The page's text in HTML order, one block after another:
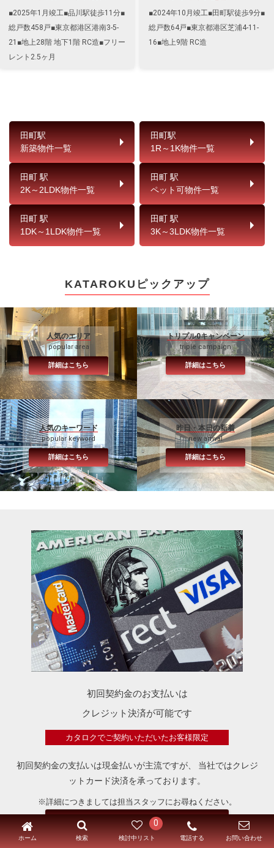
■2025年1月竣工■品川駅徒歩11分■
総戸数458戸■東京都港区港南3-5-
21■地上28階 地下1階 RC造■フリー
レント2.5ヶ月
■2024年10月竣工■田町駅徒歩9分■
総戸数64戸■東京都港区芝浦4-11-
16■地上9階 RC造
田町駅
新築物件一覧
田町駅
1R～1K物件一覧
田町 駅
2K～2LDK物件一覧
田町 駅
ペット可物件一覧
田町 駅
1DK～1LDK物件一覧
田町 駅
3K～3LDK物件一覧
KATAROKUピックアップ
人気のエリア
popular area
詳細はこちら
トリプル0キャンペーン
triple campaign
詳細はこちら
人気のキーワード
popular keyword
詳細はこちら
昨日・本日の新着
new arrival
詳細はこちら
初回契約金のお支払いは
クレジット決済が可能です
カタロクでご契約いただいたお客様限定
初回契約金の支払いは現金払いが主流ですが、
当社ではクレジ
ットカード決済を承っております。
※詳細につきましては担当スタッフにお尋ねください。
お問い合わせはこちら
ホーム 検索
0
検討中リスト 電話する お問い合わせ